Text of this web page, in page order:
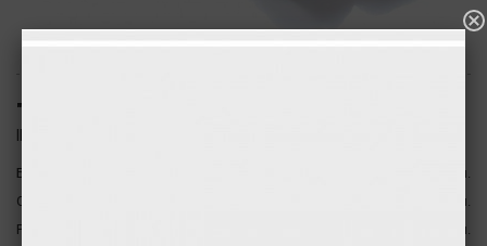
"София" горячие суши (8шт.)
Бекон
356 ккал.
Сырный соус
144 ккал.
Рис
140 ккал.